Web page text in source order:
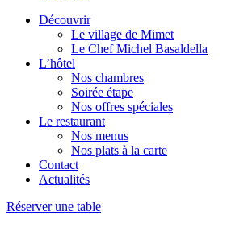
Découvrir
Le village de Mimet
Le Chef Michel Basaldella
L’hôtel
Nos chambres
Soirée étape
Nos offres spéciales
Le restaurant
Nos menus
Nos plats à la carte
Contact
Actualités
Réserver une table